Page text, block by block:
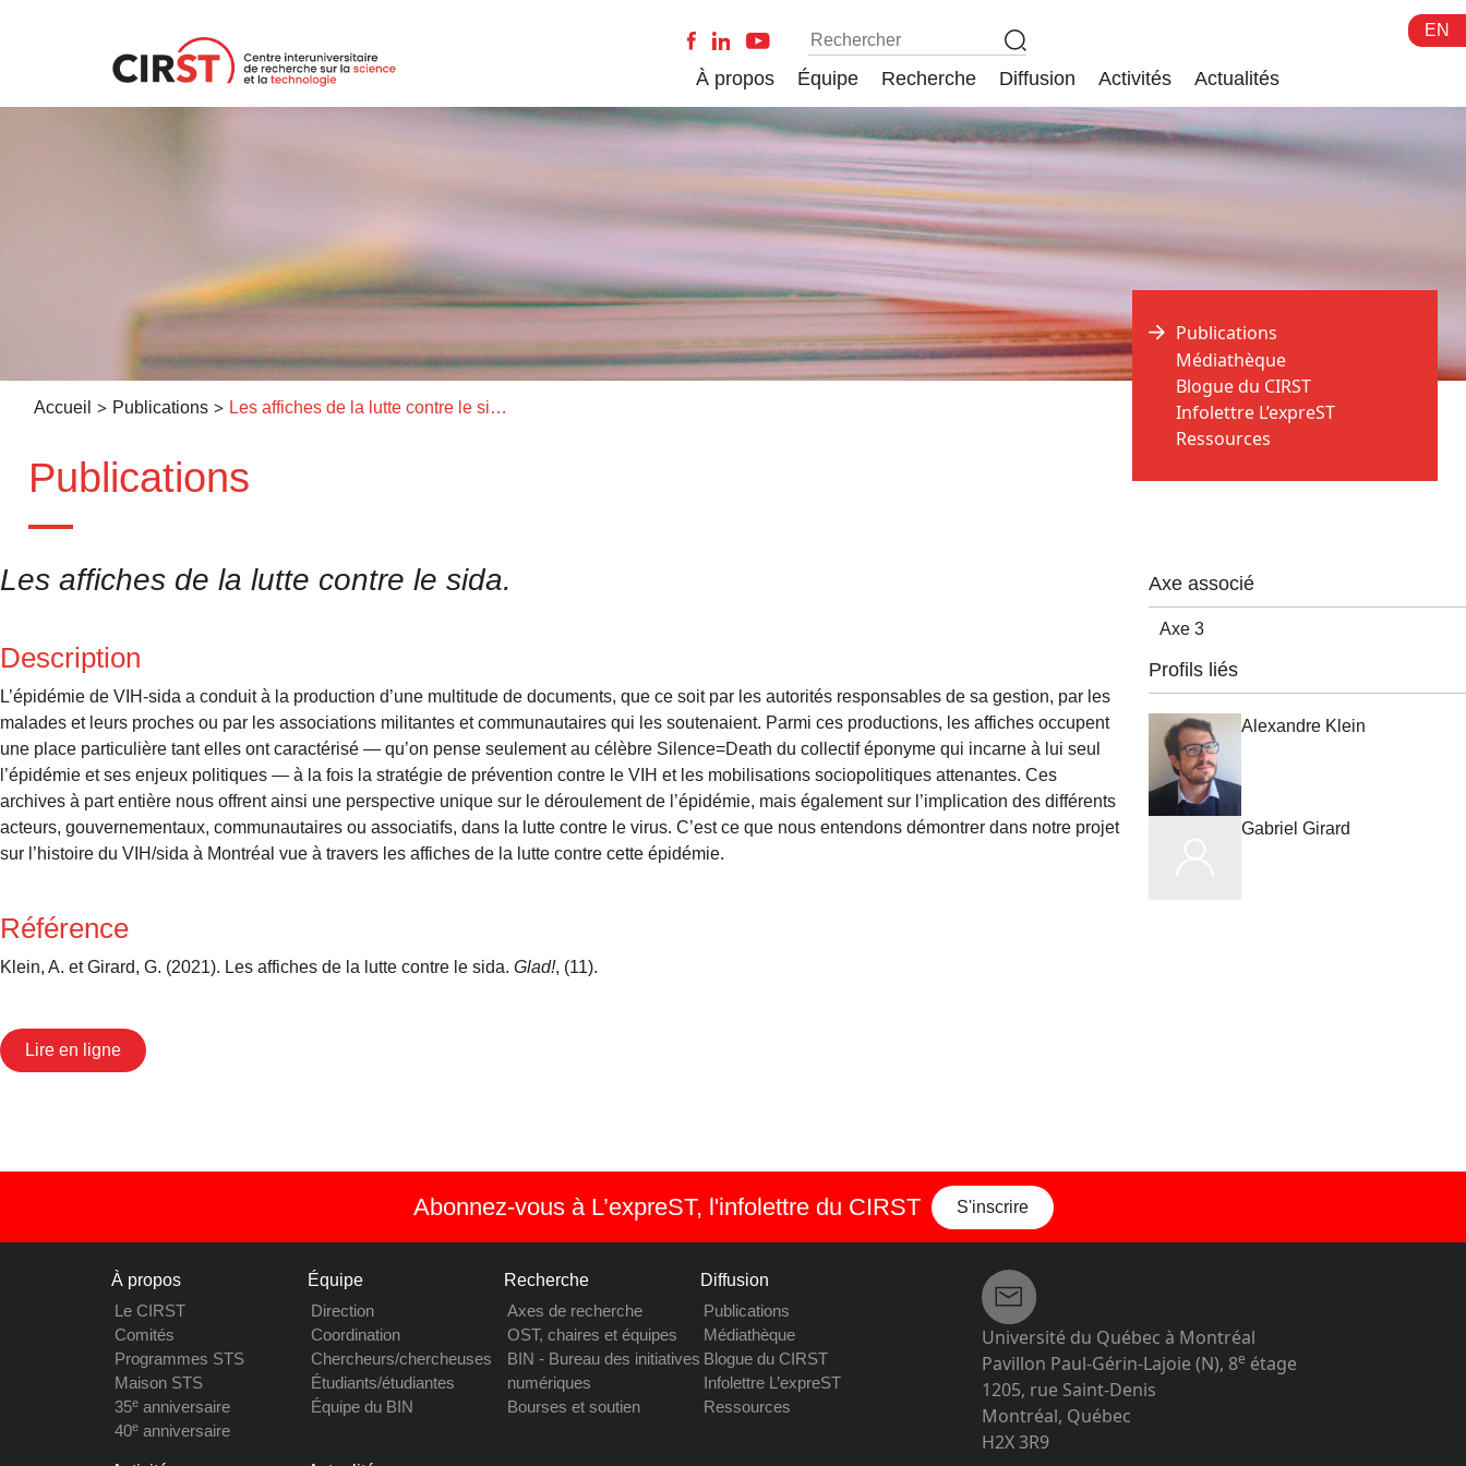
EN
À propos Équipe Recherche Diffusion Activités Actualités
Accueil > Publications > Les affiches de la lutte contre le sida.
Publications
Publications
Médiathèque
Blogue du CIRST
Infolettre L’expreST
Ressources
Les affiches de la lutte contre le sida.
Description
L’épidémie de VIH-sida a conduit à la production d’une multitude de documents, que ce soit par les autorités responsables de sa gestion, par les
malades et leurs proches ou par les associations militantes et communautaires qui les soutenaient. Parmi ces productions, les affiches occupent
une place particulière tant elles ont caractérisé — qu’on pense seulement au célèbre Silence=Death du collectif éponyme qui incarne à lui seul
l’épidémie et ses enjeux politiques — à la fois la stratégie de prévention contre le VIH et les mobilisations sociopolitiques attenantes. Ces
archives à part entière nous offrent ainsi une perspective unique sur le déroulement de l’épidémie, mais également sur l’implication des différents
acteurs, gouvernementaux, communautaires ou associatifs, dans la lutte contre le virus. C’est ce que nous entendons démontrer dans notre projet
sur l’histoire du VIH/sida à Montréal vue à travers les affiches de la lutte contre cette épidémie.
Référence
Klein, A. et Girard, G. (2021). Les affiches de la lutte contre le sida. Glad!, (11).
Axe associé
Axe 3
Profils liés
Alexandre Klein
Gabriel Girard
Lire en ligne
Abonnez-vous à L’expreST, l'infolettre du CIRST S'inscrire
À propos
Le CIRST
Comités
Programmes STS
Maison STS
35eanniversaire
40eanniversaire
Équipe
Direction
Coordination
Chercheurs/chercheuses
Étudiants/étudiantes
Équipe du BIN
Recherche
Axes de recherche
OST, chaires et équipes
BIN - Bureau des initiatives
numériques
Bourses et soutien
Diffusion
Publications
Médiathèque
Blogue du CIRST
Infolettre L’expreST
Ressources
Université du Québec à Montréal
Pavillon Paul-Gérin-Lajoie (N), 8e étage
1205, rue Saint-Denis
Montréal, Québec
H2X 3R9